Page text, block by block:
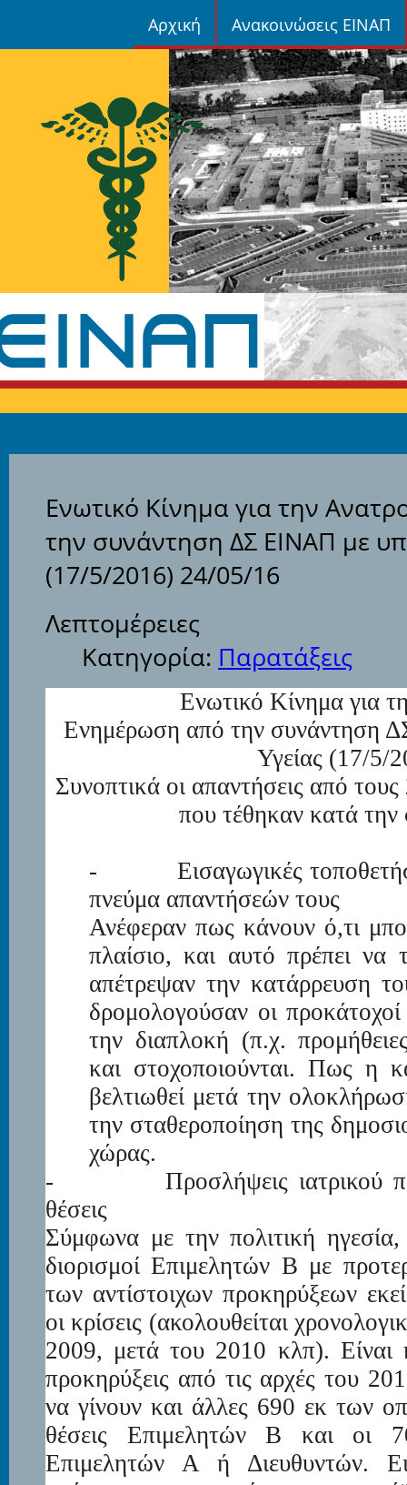
Αρχική Ανακοινώσεις ΕΙΝΑΠ
Ενωτικό Κίνημα για την
την συνάντηση ΔΣ ΕΙΝΑΠ με
(17/5/2016) 24/05/16
Λεπτομέρειες
Κατηγορία: Παρατάξεις
Ενωτικό Κίνημα για
Ενημέρωση από την συνάντηση
Υγείας (17/5/
Συνοπτικά οι απαντήσεις από
που τέθηκαν κατά
- Εισαγωγικές
πνεύμα απαντήσεών τους
Ανέφεραν πως κάνουν ό,τι
πλαίσιο, και αυτό πρέπει να
απέτρεψαν την κατάρρευση
δρομολογούσαν οι
την διαπλοκή (π.χ.
και στοχοποιούνται. Πως η
βελτιωθεί μετά την
την σταθεροποίηση της
χώρας.
- Προσλήψεις ιατρικού
θέσεις
Σύμφωνα με την πολιτική ηγεσία,
διορισμοί Επιμελητών Β με
των αντίστοιχων προκηρύξεων
οι κρίσεις (ακολουθείται
2009, μετά του 2010 κλπ). Είναι
προκηρύξεις από τις αρχές του
να γίνουν και άλλες 690 εκ των
θέσεις Επιμελητών Β και οι
Επιμελητών Α ή Διευθυντών.